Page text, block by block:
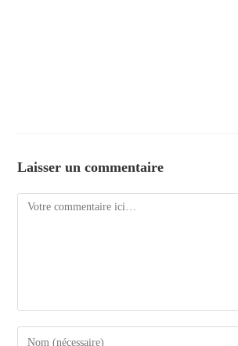
Laisser un commentaire